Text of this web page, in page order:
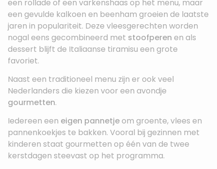
een rollade of een varkenshaas op het menu, maar
een gevulde kalkoen en beenham groeien de laatste
jaren in populariteit. Deze vleesgerechten worden
nogal eens gecombineerd met stoofperen en als
dessert blijft de Italiaanse tiramisu een grote
favoriet.
Naast een traditioneel menu zijn er ook veel
Nederlanders die kiezen voor een avondje
gourmetten.
Iedereen een eigen pannetjeom groente, vlees en
pannenkoekjes te bakken. Vooral bij gezinnen met
kinderen staat gourmetten op één van de twee
kerstdagen steevast op het programma.